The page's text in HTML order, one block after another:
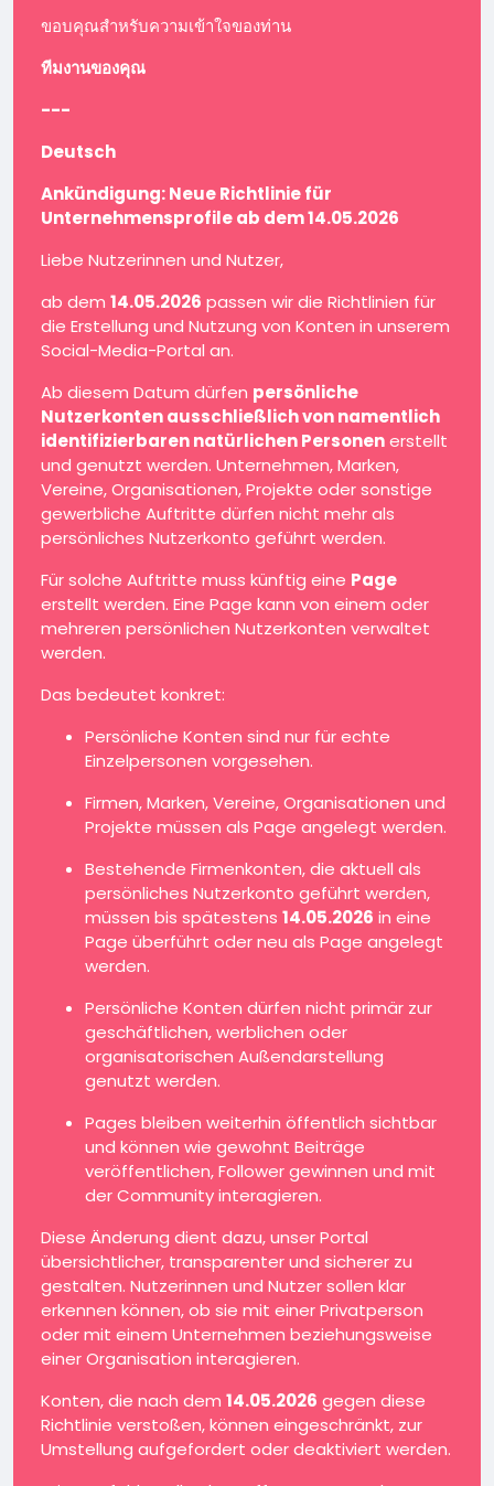
ขอบคุณสำหรับความเข้าใจของท่าน
ทีมงานของคุณ
---
Deutsch
Ankündigung: Neue Richtlinie für
Unternehmensprofile ab dem 14.05.2026
Liebe Nutzerinnen und Nutzer,
ab dem 14.05.2026 passen wir die Richtlinien für
die Erstellung und Nutzung von Konten in unserem
Social-Media-Portal an.
Ab diesem Datum dürfen persönliche
Nutzerkonten ausschließlich von namentlich
identifizierbaren natürlichen Personenerstellt
und genutzt werden. Unternehmen, Marken,
Vereine, Organisationen, Projekte oder sonstige
gewerbliche Auftritte dürfen nicht mehr als
persönliches Nutzerkonto geführt werden.
Für solche Auftritte muss künftig eine Page
erstellt werden. Eine Page kann von einem oder
mehreren persönlichen Nutzerkonten verwaltet
werden.
Das bedeutet konkret:
Persönliche Konten sind nur für echte
Einzelpersonen vorgesehen.
Firmen, Marken, Vereine, Organisationen und
Projekte müssen als Page angelegt werden.
Bestehende Firmenkonten, die aktuell als
persönliches Nutzerkonto geführt werden,
müssen bis spätestens 14.05.2026 in eine
Page überführt oder neu als Page angelegt
werden.
Persönliche Konten dürfen nicht primär zur
geschäftlichen, werblichen oder
organisatorischen Außendarstellung
genutzt werden.
Pages bleiben weiterhin öffentlich sichtbar
und können wie gewohnt Beiträge
veröffentlichen, Follower gewinnen und mit
der Community interagieren.
Diese Änderung dient dazu, unser Portal
übersichtlicher, transparenter und sicherer zu
gestalten. Nutzerinnen und Nutzer sollen klar
erkennen können, ob sie mit einer Privatperson
oder mit einem Unternehmen beziehungsweise
einer Organisation interagieren.
Konten, die nach dem 14.05.2026 gegen diese
Richtlinie verstoßen, können eingeschränkt, zur
Umstellung aufgefordert oder deaktiviert werden.